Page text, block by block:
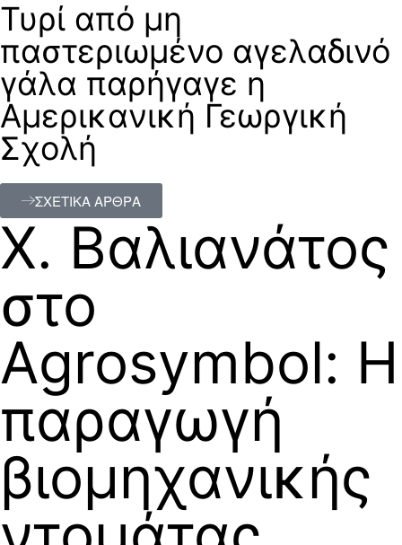
Τυρί από μη
παστεριωμένο αγελαδινό
γάλα παρήγαγε η
Αμερικανική Γεωργική
Σχολή
ΣΧΕΤΙΚΑ ΑΡΘΡΑ
Χ. Βαλιανάτος
στο
Agrosymbol: Η
παραγωγή
βιομηχανικής